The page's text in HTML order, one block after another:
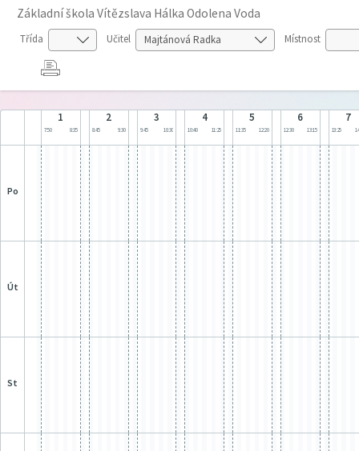
Základní škola Vítězslava Hálka Odolena Voda
Třída Učitel Místnost
1
7:50 8:35
2
8:45 9:30
3
9:45 10:30
4
10:40 11:25
5
11:35 12:20
6
12:30 13:15
7
13:25
po
út
st